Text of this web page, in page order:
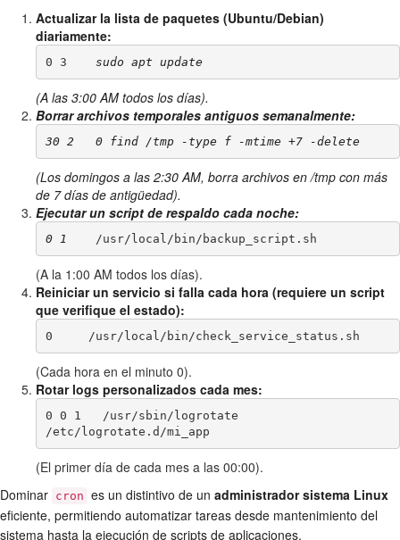
Actualizar la lista de paquetes (Ubuntu/Debian)
diariamente:
0 3 sudo apt update
(A las 3:00 AM todos los días).
Borrar archivos temporales antiguos semanalmente:
30 2 0 find /tmp -type f -mtime +7 -delete
(Los domingos a las 2:30 AM, borra archivos en /tmp con más
de 7 días de antigüedad).
Ejecutar un script de respaldo cada noche:
0 1 /usr/local/bin/backup_script.sh
(A la 1:00 AM todos los días).
Reiniciar un servicio si falla cada hora (requiere un script
que verifique el estado):
0 /usr/local/bin/check_service_status.sh
(Cada hora en el minuto 0).
Rotar logs personalizados cada mes:
0 0 1
/usr/sbin/logrotate
/etc/logrotate.d/mi_app
(El primer día de cada mes a las 00:00).
Dominar cron es un distintivo de un administrador sistema Linux
eficiente, permitiendo automatizar tareas desde mantenimiento del
sistema hasta la ejecución de scripts de aplicaciones.